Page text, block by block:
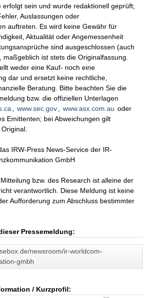
erfolgt sein und wurde redaktionell geprüft;
Auslassungen oder
auftreten. Es wird keine Gewähr für
Aktualität oder Angemessenheit
sind ausgeschlossen (auch
maßgeblich ist stets die Originalfassung.
weder eine Kauf- noch eine
dar und ersetzt keine rechtliche,
Beratung. Bitte beachten Sie die
bzw. die offiziellen Unterlagen
www.sec.gov www.asx.com.au oder
Emittenten; bei Abweichungen gilt
IRW-Press News-Service der IR-
GmbH
bzw. des Research ist alleine der
verantwortlich. Diese Meldung ist keine
Aufforderung zum Abschluss bestimmter
Pressemeldung:
newsroom/ir-worldcom-
gmbh
/ Kurzprofil: